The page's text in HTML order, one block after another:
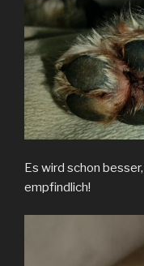
Es wird schon
empfindlich!